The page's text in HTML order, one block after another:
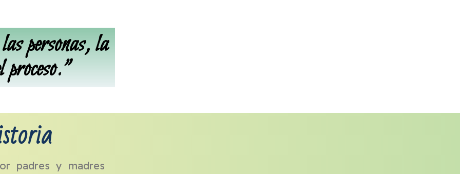
personas, la
proceso."
padres y madres